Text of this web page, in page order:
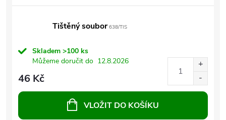
Tištěný soubor638/TIS
Skladem >100 ks
Můžeme doručit do 12.8.2026
46 Kč
VLOŽIT DO KOŠÍKU